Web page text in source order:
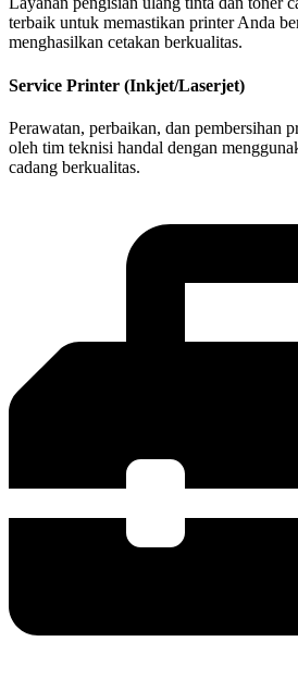
terbaik untuk memastikan printer Anda
menghasilkan cetakan berkualitas.
Service Printer (Inkjet/Laserjet)
Perawatan, perbaikan, dan pembersihan
oleh tim teknisi handal dengan
cadang berkualitas.